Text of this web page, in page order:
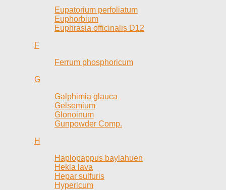
Eupatorium perfoliatum
Euphorbium
Euphrasia officinalis D12
F
Ferrum phosphoricum
G
Galphimia glauca
Gelsemium
Glonoinum
Gunpowder Comp.
H
Haplopappus baylahuen
Hekla lava
Hepar sulfuris
Hypericum